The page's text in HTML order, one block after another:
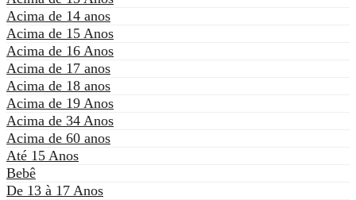
Acima de 14 anos
Acima de 15 Anos
Acima de 16 Anos
Acima de 17 anos
Acima de 18 anos
Acima de 19 Anos
Acima de 34 Anos
Acima de 60 anos
Até 15 Anos
Bebê
De 13 à 17 Anos